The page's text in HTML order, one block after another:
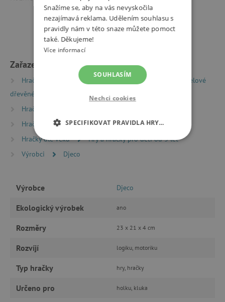
Zařazeno v kategoriích
Hračky dle typu Dřevěné hry a hračky
Víceúčelové
dřevěné hry a hračky
Hračky dle typu
Hračky dle typu
Hry a pomůcky pro školky
Hračky dle věku
Hry a hračky pro děti od 3 let
Výrobci
Djeco
Výrobce Djeco
Ekologický výrobek ano
Rozměry 23 x 21 x 4 cm
Rozvíjí logiku, motoriku
Typ hračky hry, hračky
Určeno pro holku, kluka
Snažíme se, aby na vás nevyskočila
nezajímavá reklama. Udělením souhlasu s
pravidly nám v této snaze můžete pomoct
také. Děkujeme!
Více informací
SOUHLASÍM
Nechci cookies
SPECIFIKOVAT PRAVIDLA HRY…
NEZBYTNĚ NUTNÉ COOKIES
MARKETINGOVÉ COOKIES
Funkční soubory